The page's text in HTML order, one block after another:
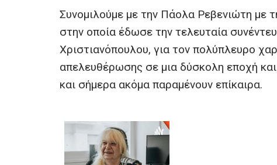
Συνομιλούμε με την Πάολα Ρεβενιώτη με
στην οποία έδωσε την τελευταία
Χριστιανόπουλου, για τον πολύπλευρο
απελευθέρωσης σε μια δύσκολη εποχή
και σήμερα ακόμα παραμένουν επίκαιρα.